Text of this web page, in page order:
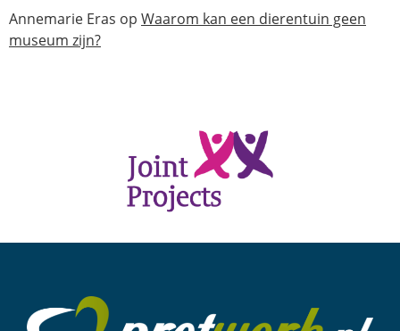
Annemarie Eras op Waarom kan een dierentuin geen
museum zijn?